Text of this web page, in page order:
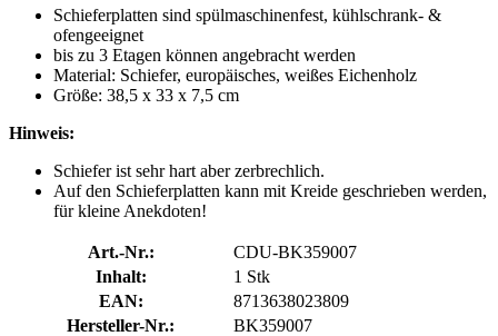
Schieferplatten sind spülmaschinenfest, kühlschrank- &
ofengeeignet
bis zu 3 Etagen können angebracht werden
Material: Schiefer, europäisches, weißes Eichenholz
Größe: 38,5 x 33 x 7,5 cm
Hinweis:
Schiefer ist sehr hart aber zerbrechlich.
Auf den Schieferplatten kann mit Kreide geschrieben werden,
für kleine Anekdoten!
Art.-Nr.:
CDU-BK359007
Inhalt:
1 Stk
EAN:
8713638023809
Hersteller-Nr.:
BK359007